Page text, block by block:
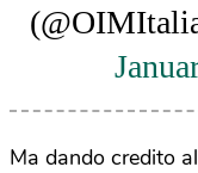
Ma dando credito